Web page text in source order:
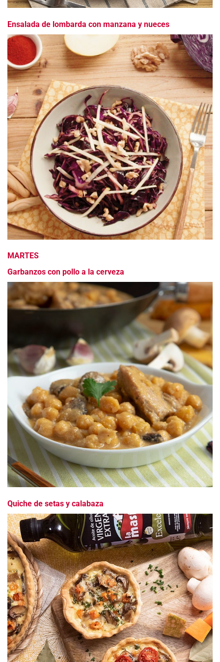
Ensalada de lombarda con manzana y nueces
MARTES
Garbanzos con pollo a la cerveza
Quiche de setas y calabaza